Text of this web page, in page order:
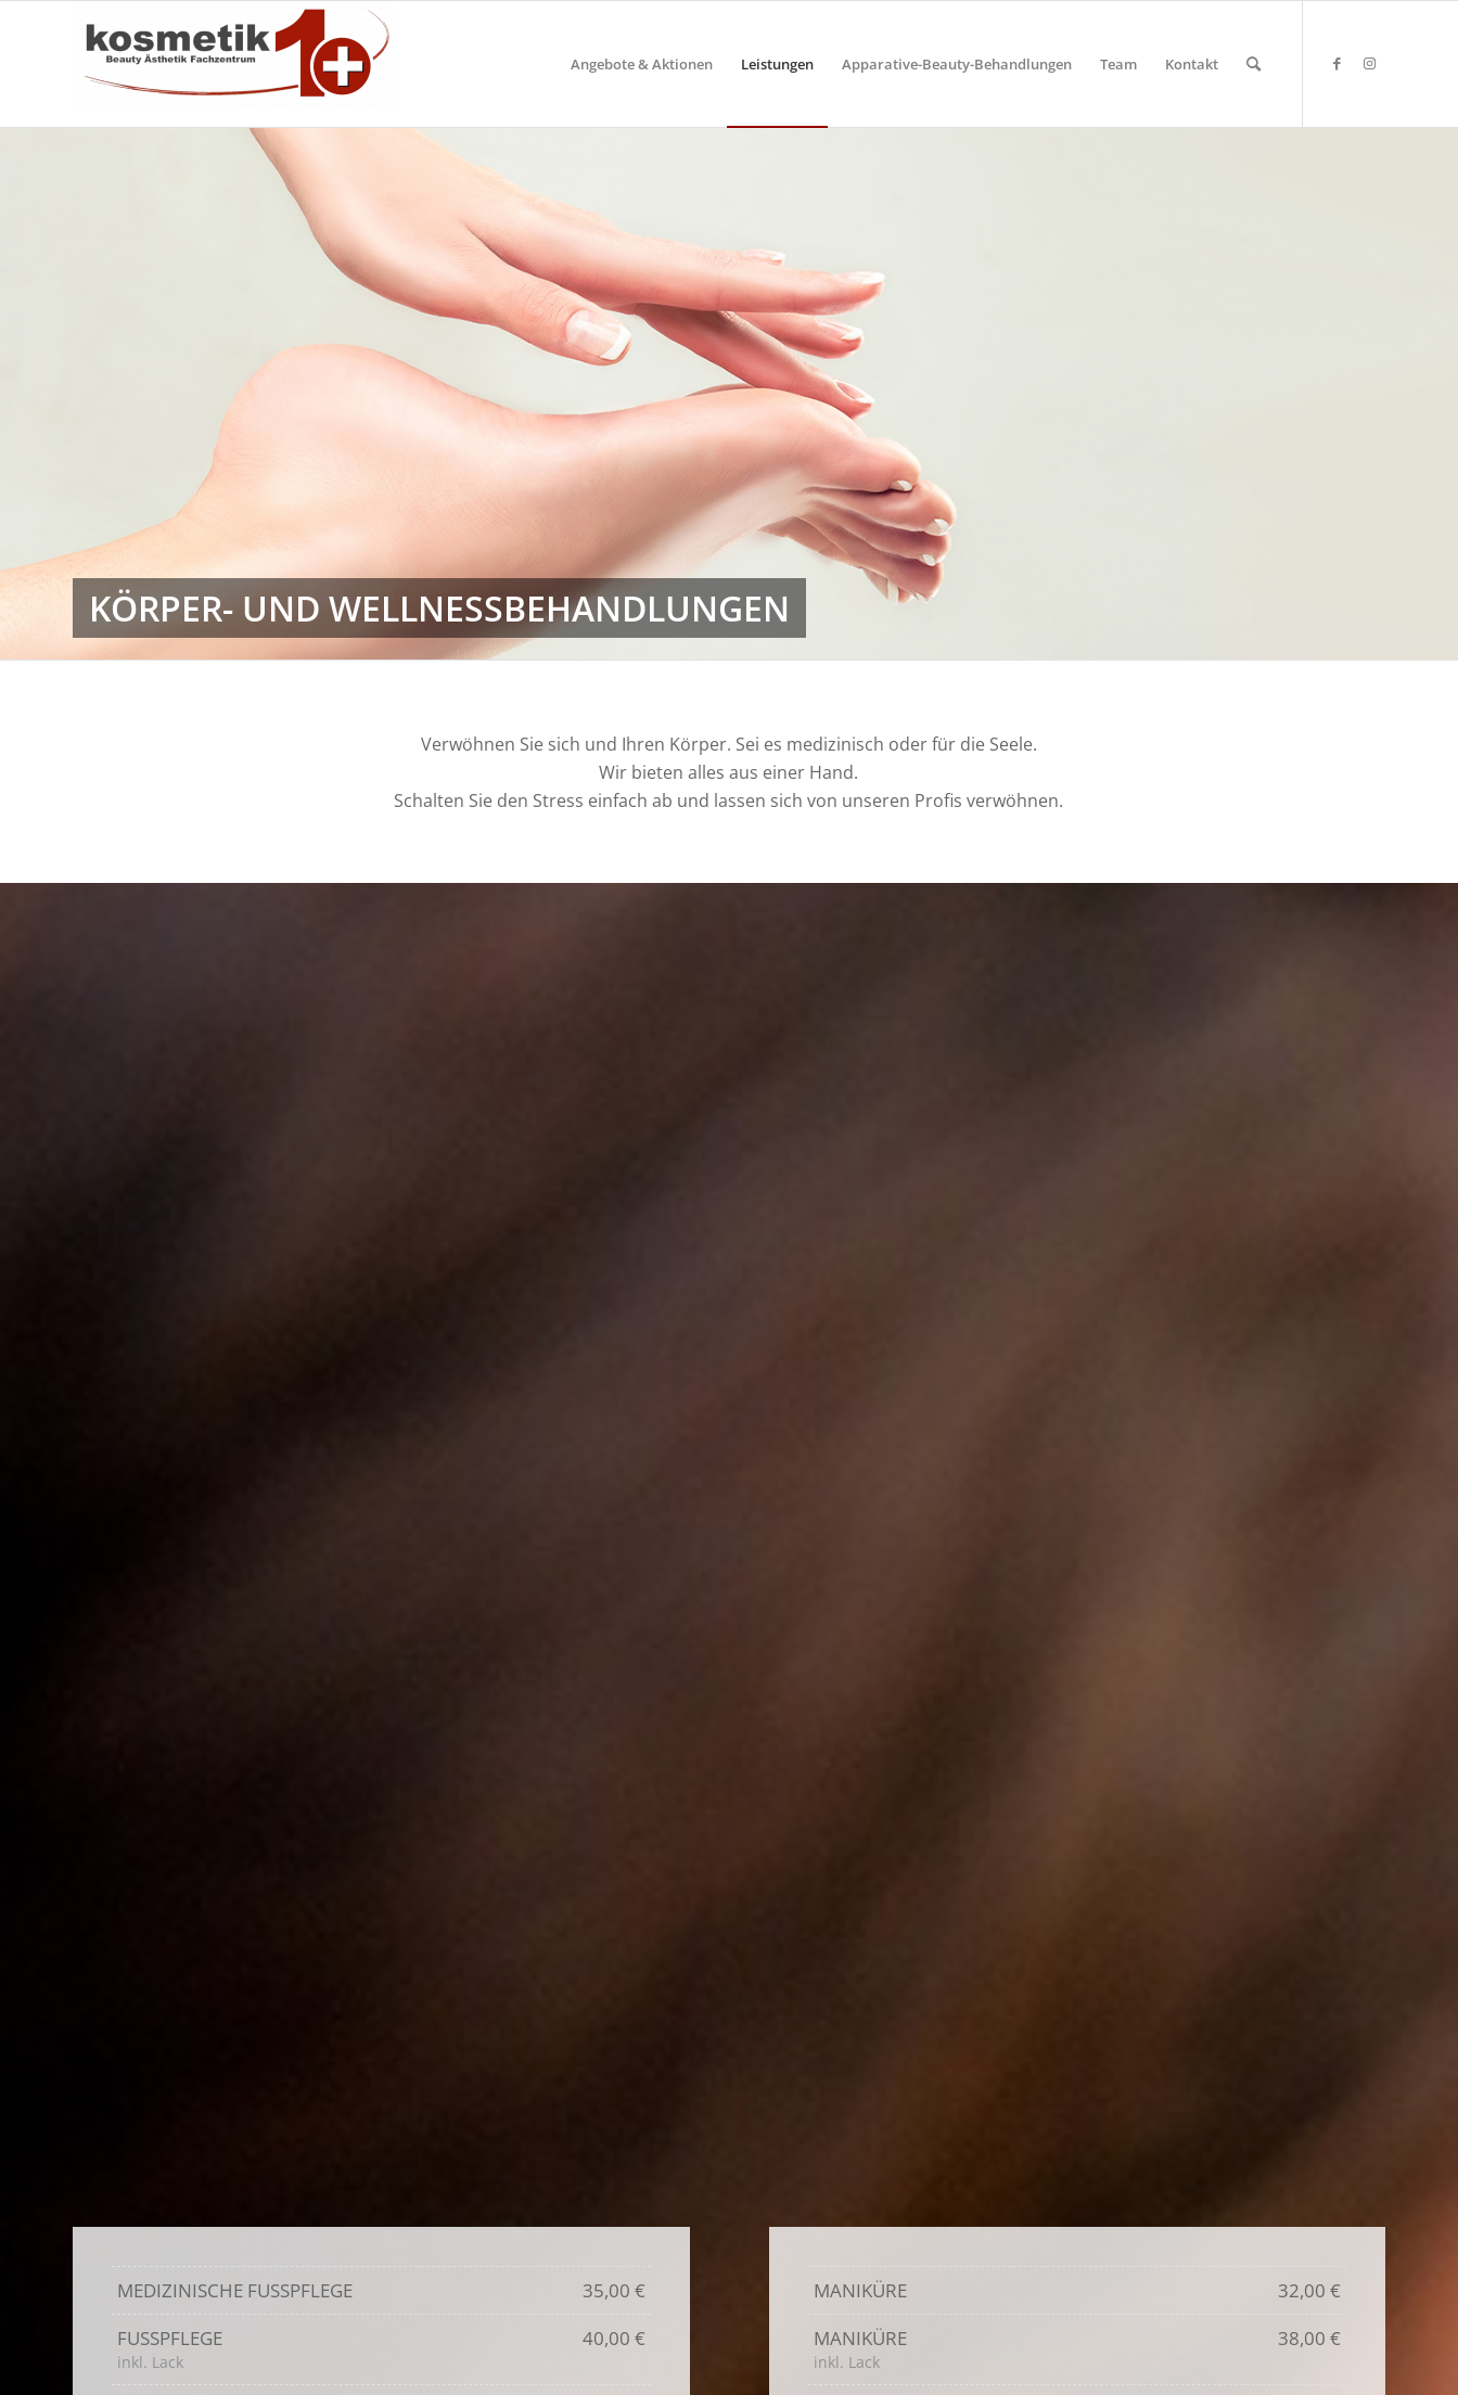
Angebote & Aktionen Leistungen Apparative-Beauty-Behandlungen Team Kontakt
KÖRPER- UND WELLNESSBEHANDLUNGEN
Verwöhnen Sie sich und Ihren Körper. Sei es medizinisch oder für die Seele.
Wir bieten alles aus einer Hand.
Schalten Sie den Stress einfach ab und lassen sich von unseren Profis verwöhnen.
MEDIZINISCHE FUSSPFLEGE
35,00 €
FUSSPFLEGE
40,00 €
inkl. Lack
MANIKÜRE
32,00 €
MANIKÜRE
38,00 €
inkl. Lack